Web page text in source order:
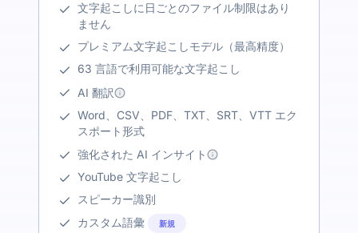
文字起こしに日ごとのファイル制限はあり
ません
プレミアム文字起こしモデル（最高精度）
63 言語で利用可能な文字起こし
AI 翻訳
Word、CSV、PDF、TXT、SRT、VTT エク
スポート形式
強化された AI インサイト
YouTube 文字起こし
スピーカー識別
カスタム語彙
新規